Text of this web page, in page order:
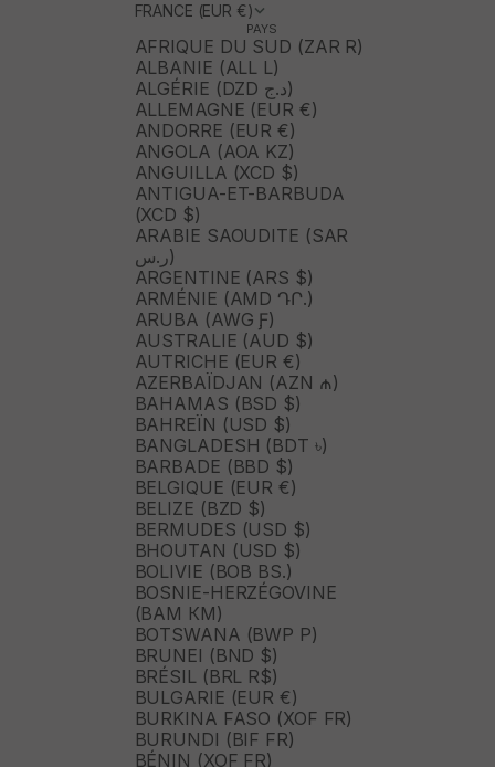
FRANCE (EUR €)
PAYS
AFRIQUE DU SUD (ZAR R)
ALBANIE (ALL L)
ALGÉRIE (DZD د.ج)
ALLEMAGNE (EUR €)
ANDORRE (EUR €)
ANGOLA (AOA KZ)
ANGUILLA (XCD $)
ANTIGUA-ET-BARBUDA
(XCD $)
ARABIE SAOUDITE (SAR
ر.س)
ARGENTINE (ARS $)
ARMÉNIE (AMD ԴՐ.)
ARUBA (AWG Ƒ)
AUSTRALIE (AUD $)
AUTRICHE (EUR €)
AZERBAÏDJAN (AZN ₼)
BAHAMAS (BSD $)
BAHREÏN (USD $)
BANGLADESH (BDT ৳)
BARBADE (BBD $)
BELGIQUE (EUR €)
BELIZE (BZD $)
BERMUDES (USD $)
BHOUTAN (USD $)
BOLIVIE (BOB BS.)
BOSNIE-HERZÉGOVINE
(BAM КМ)
BOTSWANA (BWP P)
BRUNEI (BND $)
BRÉSIL (BRL R$)
BULGARIE (EUR €)
BURKINA FASO (XOF FR)
BURUNDI (BIF FR)
BÉNIN (XOF FR)